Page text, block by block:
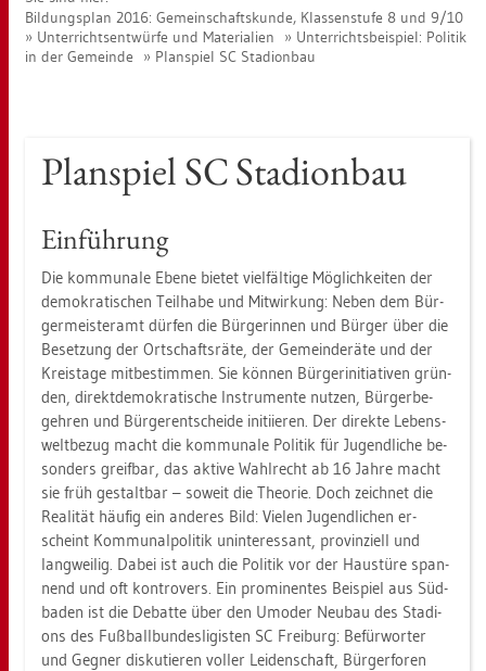
Bil­dungs­plan 2016: Ge­mein­schafts­kun­de, Klas­sen­stu­fe 8 und 9/10
Un­ter­richts­ent­wür­fe und Ma­te­ria­li­en
Un­ter­richts­bei­spiel: Po­li­tik
in der Ge­mein­de
Plan­spiel SC Sta­di­on­bau
Plan­spiel SC Sta­di­on­bau
Ein­füh­rung
Die kom­mu­na­le Ebene bie­tet viel­fäl­ti­ge Mög­lich­kei­ten der
de­mo­kra­ti­schen Teil­ha­be und Mit­wir­kung: Neben dem Bür­
ger­meis­ter­amt dür­fen die Bür­ge­rin­nen und Bür­ger über die
Be­set­zung der Ort­schafts­rä­te, der Ge­mein­de­rä­te und der
Kreis­ta­ge mit­be­stim­men. Sie kön­nen Bür­ger­initia­ti­ven grün­
den, di­rekt­de­mo­kra­ti­sche In­stru­men­te nut­zen, Bür­ger­be­
geh­ren und Bür­ger­ent­schei­de in­iti­ie­ren. Der di­rek­te Le­bens­
welt­be­zug macht die kom­mu­na­le Po­li­tik für Ju­gend­li­che be­
son­ders greif­bar, das ak­ti­ve Wahl­recht ab 16 Jahre macht
sie früh ge­stalt­bar – so­weit die Theo­rie. Doch zeich­net die
Rea­li­tät häu­fig ein an­de­res Bild: Vie­len Ju­gend­li­chen er­
scheint Kom­mu­nal­po­li­tik un­in­ter­es­sant, pro­vin­zi­ell und
lang­wei­lig. Dabei ist auch die Po­li­tik vor der Haus­tü­re span­
nend und oft kon­tro­vers. Ein pro­mi­nen­tes Bei­spiel aus Süd­
ba­den ist die De­bat­te über den Um­oder Neu­bau des Sta­di­
ons des Fuß­ball­bun­des­li­gis­ten SC Frei­burg: Be­für­wor­ter
und Geg­ner dis­ku­tie­ren vol­ler Lei­den­schaft, Bür­ger­fo­ren